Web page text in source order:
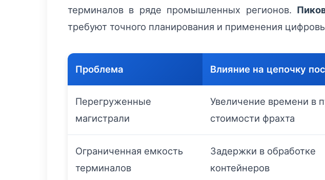
терминалов в ряде промышленных регионов.
требуют точного планирования и применения
Проблема Влияние на цепочку
Перегруженные
магистрали
Увеличение времени в
стоимости фрахта
Ограниченная емкость
терминалов
Задержки в обработке
контейнеров